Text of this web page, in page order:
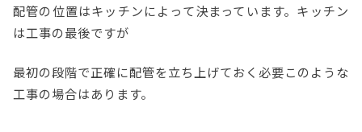
配管の位置はキッチンによって決まっています。キッチン
は工事の最後ですが
最初の段階で正確に配管を立ち上げておく必要このような
工事の場合はあります。